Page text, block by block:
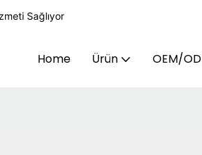
Sağlıyor
Home Ürün OEM/